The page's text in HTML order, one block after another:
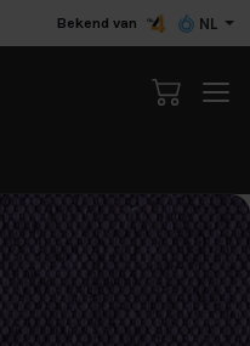
Bekend van NL